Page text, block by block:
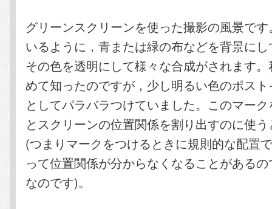
グリーンスクリーンを使った撮影の風景で
いるように，青または緑の布などを背景に
その色を透明にして様々な合成がされます
めて知ったのですが，少し明るい色のポス
としてパラバラつけていました。このマー
とスクリーンの位置関係を割り出すのに使
(つまりマークをつけるときに規則的な配置
って位置関係が分からなくなることがある
なのです)。